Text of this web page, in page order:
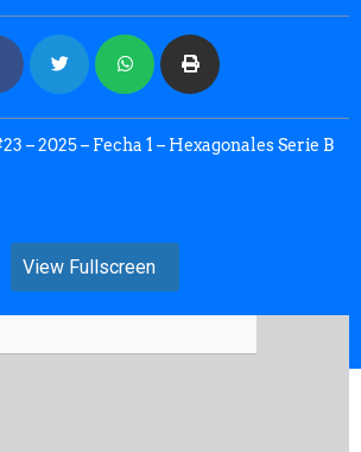
– 2025 – Fecha 1 – Hexagonales Serie B
View Fullscreen